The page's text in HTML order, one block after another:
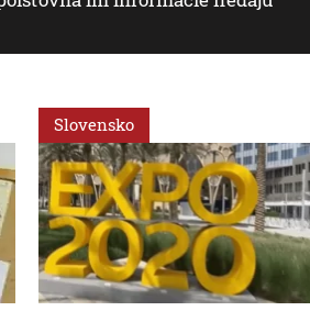
Slovensko